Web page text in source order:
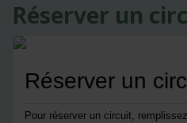
Réserver un
Réserver un
Pour réserver un circuit,